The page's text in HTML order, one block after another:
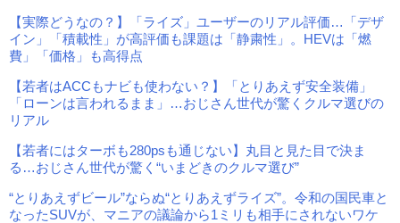
【実際どうなの？】「ライズ」ユーザーのリアル評価…「デザ
イン」「積載性」が高評価も課題は「静粛性」。HEVは「燃
費」「価格」も高得点
【若者はACCもナビも使わない？】「とりあえず安全装備」
「ローンは言われるまま」…おじさん世代が驚くクルマ選びの
リアル
【若者にはターボも280psも通じない】丸目と見た目で決ま
る…おじさん世代が驚く“いまどきのクルマ選び”
“とりあえずビール”ならぬ“とりあえずライズ”。令和の国民車と
なったSUVが、マニアの議論から1ミリも相手にされないワケ